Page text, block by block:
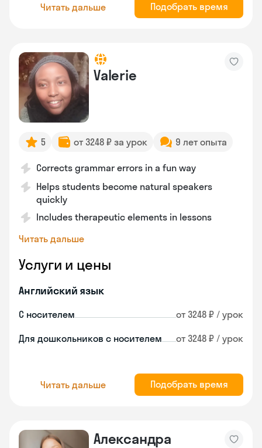
Читать дальше Подобрать время
Valerie
5 от 3248 ₽ за урок 9 лет опыта
Corrects grammar errors in a fun way
Helps students become natural speakers
quickly
Includes therapeutic elements in lessons
Читать дальше
Услуги и цены
Английский язык
С носителем от 3248 ₽ / урок
Для дошкольников с носителем от 3248 ₽ / урок
Читать дальше Подобрать время
Александра